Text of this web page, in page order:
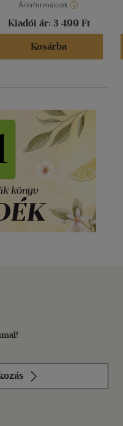
Árinformációk
Kiadói ár: 3 499 Ft
Kosárba